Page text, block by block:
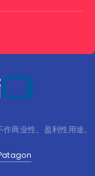
商业性、盈利性用途。